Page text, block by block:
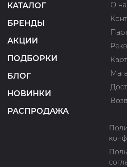
КАТАЛОГ
БРЕНДЫ
АКЦИИ
ПОДБОРКИ
БЛОГ
НОВИНКИ
РАСПРОДАЖА
О